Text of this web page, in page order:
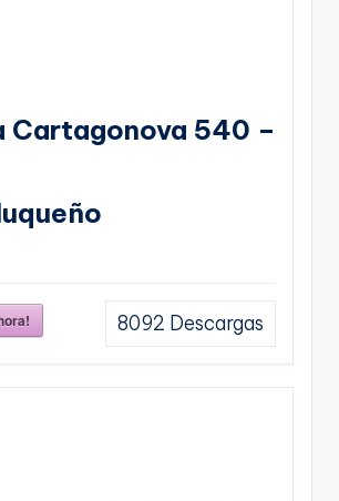
Cartagonova 540 –
8092 Descargas